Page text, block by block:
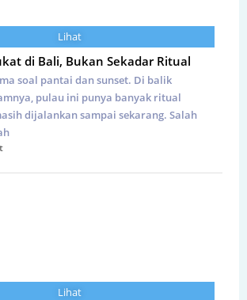
Lihat
di Bali, Bukan Sekadar Ritual
soal pantai dan sunset. Di balik
pulau ini punya banyak ritual
dijalankan sampai sekarang. Salah
Lihat